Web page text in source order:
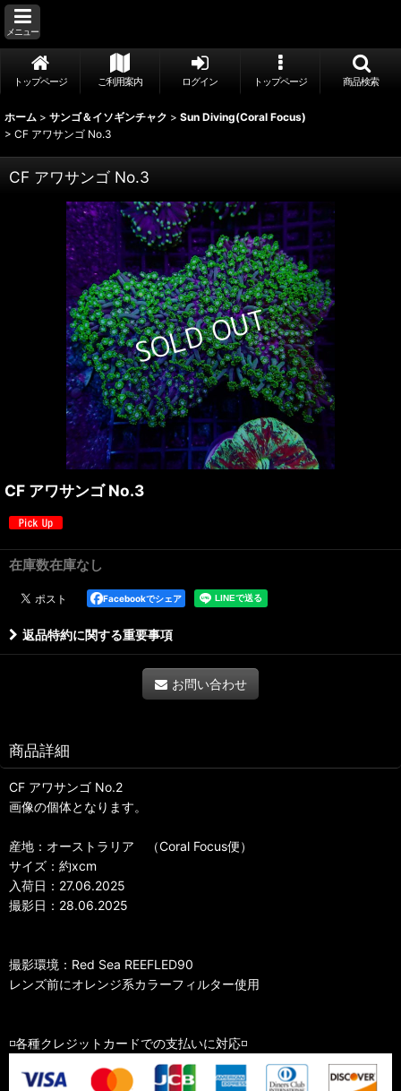
メニュー
トップページ ご利用案内 ログイン トップページ 商品検索
ホーム > サンゴ＆イソギンチャク > Sun Diving(Coral Focus)
> CF アワサンゴ No.3
CF アワサンゴ No.3
CF アワサンゴ No.3
在庫数在庫なし
Facebookでシェア
返品特約に関する重要事項
お問い合わせ
商品詳細
CF アワサンゴ No.2
画像の個体となります。
産地：オーストラリア （Coral Focus便）
サイズ：約xcm
入荷日：27.06.2025
撮影日：28.06.2025
撮影環境：Red Sea REEFLED90
レンズ前にオレンジ系カラーフィルター使用
◽️各種クレジットカードでの支払いに対応◽️